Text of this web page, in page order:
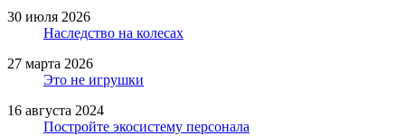
30 июля 2026
Наследство на колесах
27 марта 2026
Это не игрушки
16 августа 2024
Постройте экосистему персонала